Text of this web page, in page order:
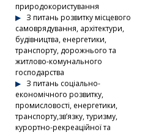
природокористування
З питань розвитку місцевого
самоврядування, архітектури,
будівництва, енергетики,
транспорту, дорожнього та
житлово-комунального
господарства
З питань соціально-
економічного розвитку,
промисловості, енергетики,
транспорту,зв’язку, туризму,
курортно-рекреаційної та